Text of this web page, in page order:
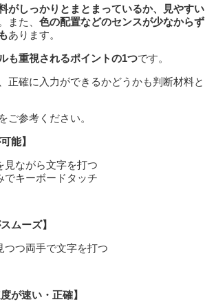
がしっかりとまとまっているか、見やすい
また、色の配置などのセンスが少なからず
あります。
も重視されるポイントの1つです。
正確に入力ができるかどうかも判断材料と
ご参考ください。
能】
見ながら文字を打つ
でキーボードタッチ
ムーズ】
つつ両手で文字を打つ
が速い・正確】